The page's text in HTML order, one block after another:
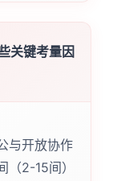
关键考量因
与开放协作
（2-15间）